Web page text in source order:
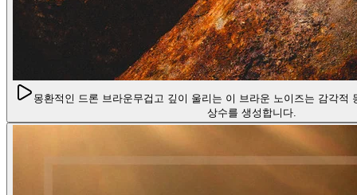
몽환적인 드론 브라운무겁고 깊이 울리는 이 브라운 노이즈는 감각적
상수를 생성합니다.